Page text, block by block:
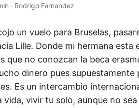
· Rodrigo Fernandez
un vuelo para Bruselas,
Lille. Donde mi hermana esta
que no conozcan la beca
dinero pues
Es un intercambio
vida, vivir tu solo, aunque no